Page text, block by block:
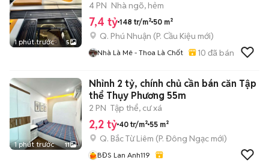
1 phút trước 5
7,4ty
4 PN Nhà ngõ, hẻm
7,4 tỷ 148 tr/m² 50 m²
Q. Phú Nhuận (P. Cầu Kiệu mới)
Nhà Là Mê - Thoa Là Chốt 10 đã bán
1 phút trước 11
Nhỉnh 2 tỷ, chính chủ cần bán căn Tập
thể Thụy Phương 55m
2 PN Tập thể, cư xá
2,2 tỷ 40 tr/m² 55 m²
Q. Bắc Từ Liêm (P. Đông Ngạc mới)
BĐS Lan Anh119